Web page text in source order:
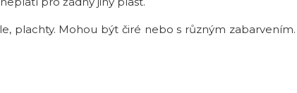
plachty. Mohou být čiré nebo s různým zabarvením.